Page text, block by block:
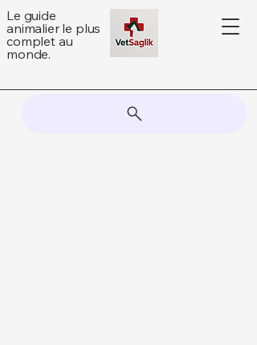
Le guide
animalier le plus
complet au
monde.